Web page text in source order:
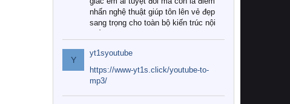
nhấn nghệ thuật giúp tôn lên vẻ đẹp
sang trọng cho toàn bộ kiến trúc nội
Tuy nhiên, giữa thị trường đa dạng
với vô vàn thương hiệu và mẫu mã
như hiện nay, làm thế nào để chọn
được những bộ chăn ga gối đệm cao
cấp thực sự chất lượng, phù hợp với
Y
yt1syoutube
https://www-yt1s.click/youtube-to-
mp3/